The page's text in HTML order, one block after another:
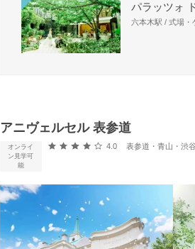
パラッツォ
六本木駅 / 式場・
アニヴェルセル 表参道
オンライ
ン見学可
能
口コミ評価
4.0 表参道・青山・渋